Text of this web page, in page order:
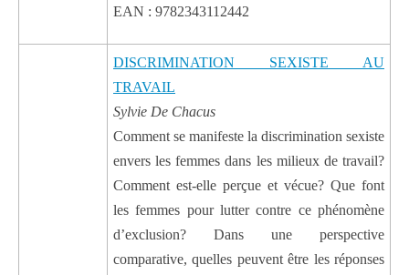
EAN : 9782343112442
DISCRIMINATION SEXISTE AU
TRAVAIL
Sylvie De Chacus
Comment se manifeste la discrimination sexiste
envers les femmes dans les milieux de travail?
Comment est-elle perçue et vécue? Que font
les femmes pour lutter contre ce phénomène
d’exclusion? Dans une perspective
comparative, quelles peuvent être les réponses